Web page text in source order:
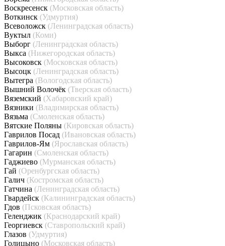
Воскресенск (Московская область)
Воткинск (Удмуртия)
Всеволожск (Ленинградская область)
Вуктыл (Коми)
Выборг (Ленинградская область)
Выкса (Нижегородская область)
Высоковск (Московская область)
Высоцк (Ленинградская область)
Вытегра (Вологодская область)
Вышний Волочёк (Тверская область)
Вяземский (Хабаровский край)
Вязники (Владимирская область)
Вязьма (Смоленская область)
Вятские Поляны (Кировская область)
Гаврилов Посад (Ивановская область)
Гаврилов-Ям (Ярославская область)
Гагарин (Смоленская область)
Гаджиево (Мурманская область)
Гай (Оренбургская область)
Галич (Костромская область)
Гатчина (Ленинградская область)
Гвардейск (Калининградская область)
Гдов (Псковская область)
Геленджик (Краснодарский край)
Георгиевск (Ставропольский край)
Глазов (Удмуртия)
Голицыно (Московская область)